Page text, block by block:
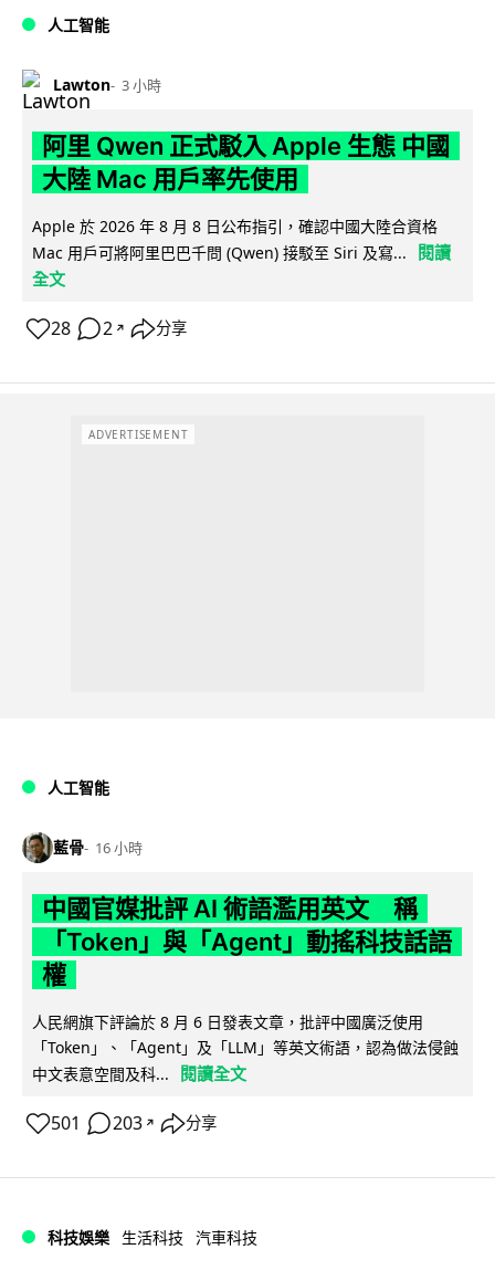
人工智能
Lawton 3 小時
阿里 Qwen 正式駁入 Apple 生態 中國
大陸 Mac 用戶率先使用
Apple 於 2026 年 8 月 8 日公布指引，確認中國大陸合資格
Mac 用戶可將阿里巴巴千問 (Qwen) 接駁至 Siri 及寫...
閱讀
全文
28 2 ↗ 分享
ADVERTISEMENT
人工智能
藍骨 16 小時
中國官媒批評 AI 術語濫用英文 稱
「Token」與「Agent」動搖科技話語
權
人民網旗下評論於 8 月 6 日發表文章，批評中國廣泛使用
「Token」、「Agent」及「LLM」等英文術語，認為做法侵蝕
中文表意空間及科...
閱讀全文
501 203 ↗ 分享
科技娛樂 生活科技 汽車科技